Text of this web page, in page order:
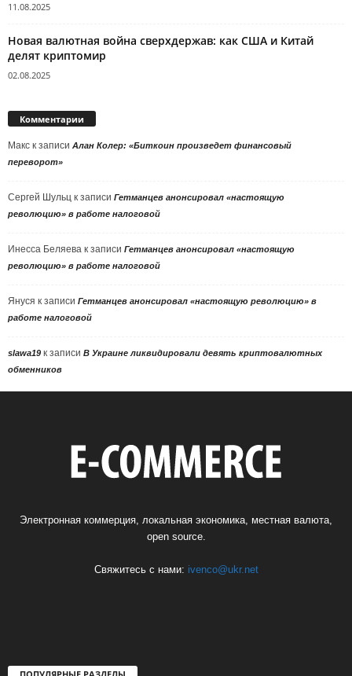
11.08.2025
Новая валютная война сверхдержав: как США и Китай
делят криптомир
02.08.2025
Комментарии
Макс к записи Алан Колер: «Биткоин произведет финансовый
переворот»
Сергей Шульц к записи Гетманцев анонсировал «настоящую
революцию» в работе налоговой
Инесса Беляева к записи Гетманцев анонсировал «настоящую
революцию» в работе налоговой
Януся к записи Гетманцев анонсировал «настоящую революцию» в
работе налоговой
slawa19 к записи В Украине ликвидировали девять криптовалютных
обменников
Электронная коммерция, локальная экономика, местная валюта,
open source.
Свяжитесь с нами: ivenco@ukr.net